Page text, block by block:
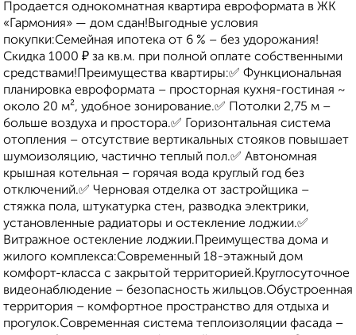
Продается однокомнатная квартира евроформата в ЖК
«Гармония» — дом сдан!Выгодные условия
покупки:Семейная ипотека от 6 % – без удорожания!
Скидка 1000 ₽ за кв.м. при полной оплате собственными
средствами!Преимущества квартиры:✅ Функциональная
планировка евроформата – просторная кухня-гостиная ~
около 20 м², удобное зонирование.✅ Потолки 2,75 м –
больше воздуха и простора.✅ Горизонтальная система
отопления – отсутствие вертикальных стояков повышает
шумоизоляцию, частично теплый пол.✅ Автономная
крышная котельная – горячая вода круглый год без
отключений.✅ Черновая отделка от застройщика –
стяжка пола, штукатурка стен, разводка электрики,
установленные радиаторы и остекление лоджии.✅
Витражное остекление лоджии.Преимущества дома и
жилого комплекса:Современный 18-этажный дом
комфорт-класса с закрытой территорией.Круглосуточное
видеонаблюдение – безопасность жильцов.Обустроенная
территория – комфортное пространство для отдыха и
прогулок.Современная система теплоизоляции фасада –